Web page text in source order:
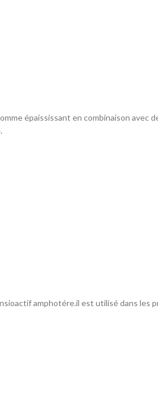
épaississant en combinaison avec
amphotére.il est utilisé dans